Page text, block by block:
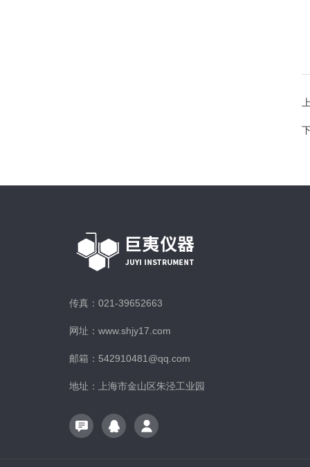
传真：021-39652663
网址：www.shjy17.com
邮箱：542910481@qq.com
地址：上海市金山区朱泾工业园